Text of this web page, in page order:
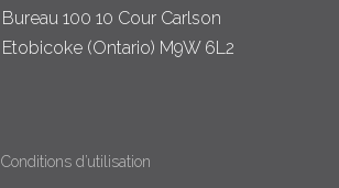
Bureau 100 10 Cour Carlson
Etobicoke (Ontario) M9W 6L2
Conditions d’utilisation